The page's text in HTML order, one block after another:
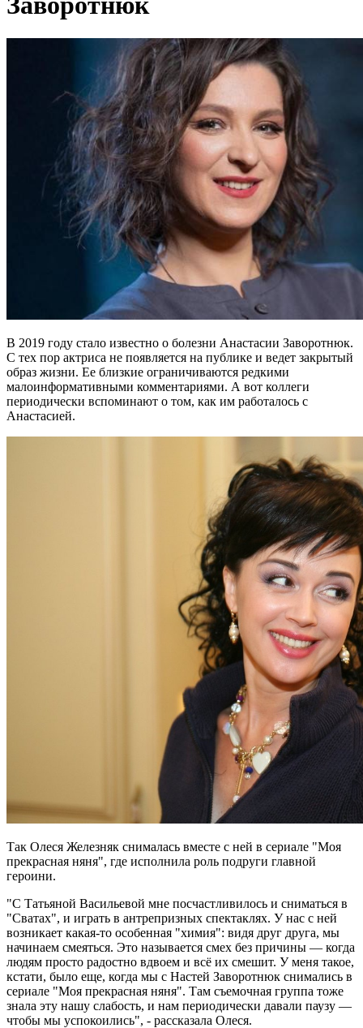
В 2019 году стало известно о болезни Анастасии Заворотнюк.
С тех пор актриса не появляется на публике и ведет закрытый
образ жизни. Ее близкие ограничиваются редкими
малоинформативными комментариями. А вот коллеги
периодически вспоминают о том, как им работалось с
Анастасией.
Так Олеся Железняк снималась вместе с ней в сериале "Моя
прекрасная няня", где исполнила роль подруги главной
героини.
"С Татьяной Васильевой мне посчастливилось и сниматься в
"Сватах", и играть в антрепризных спектаклях. У нас с ней
возникает какая-то особенная "химия": видя друг друга, мы
начинаем смеяться. Это называется смех без причины — когда
людям просто радостно вдвоем и всё их смешит. У меня такое,
кстати, было еще, когда мы с Настей Заворотнюк снимались в
сериале "Моя прекрасная няня". Там съемочная группа тоже
знала эту нашу слабость, и нам периодически давали паузу —
чтобы мы успокоились", - рассказала Олеся.